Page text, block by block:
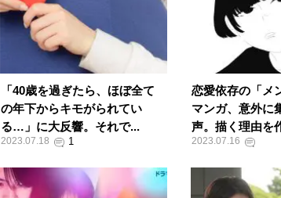
「40歳を過ぎたら、ほぼ全て
の年下からキモがられてい
る…」に大反響。それで...
2023.07.18
恋愛依存の「メ
マンガ、意外に
声。描く理由を
2023.07.16